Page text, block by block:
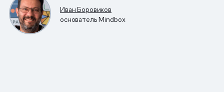
Иван Боровиков
основатель Mindbox